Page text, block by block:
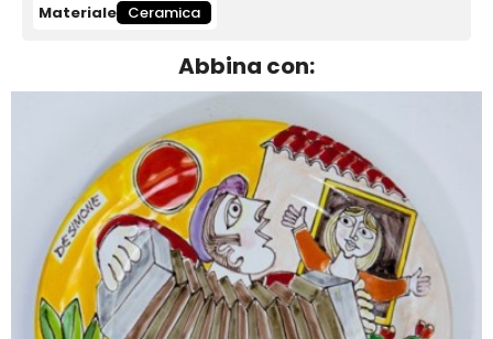
Materiale Ceramica
Abbina con: